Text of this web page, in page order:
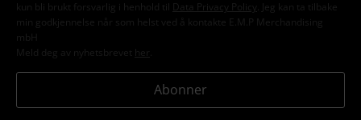
kun bli brukt forsvarlig i henhold til
Data Privacy Policy
. Jeg kan ta tilbake
min godkjennelse når som helst ved å kontakte E.M.P Merchandising
mbH
Meld deg av nyhetsbrevet her
Abonner